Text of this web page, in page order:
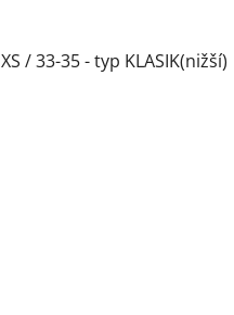
XS / 33-35 - typ KLASIK(nižší)